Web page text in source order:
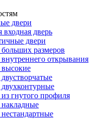
двери
входная дверь
двери
размеров
открывания
гнутого профиля